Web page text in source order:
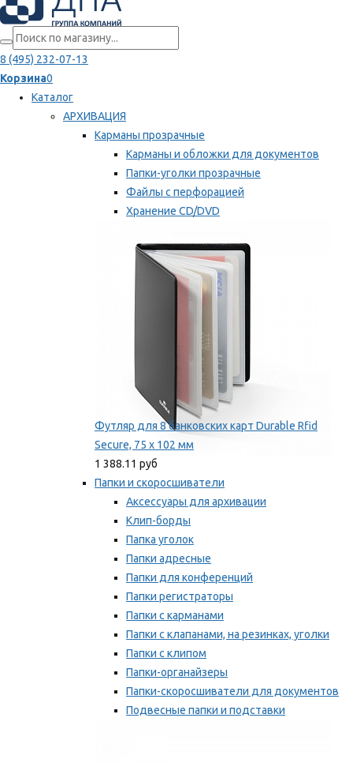
8 (495) 232-07-13
Корзина0
Каталог
АРХИВАЦИЯ
Карманы прозрачные
Карманы и обложки для документов
Папки-уголки прозрачные
Файлы с перфорацией
Хранение CD/DVD
Мы рекомендуем
Футляр для 8 банковских карт Durable Rfid
Secure, 75 х 102 мм
1 388.11 руб
Папки и скоросшиватели
Аксессуары для архивации
Клип-борды
Папка уголок
Папки адресные
Папки для конференций
Папки регистраторы
Папки с карманами
Папки с клапанами, на резинках, уголки
Папки с клипом
Папки-органайзеры
Папки-скоросшиватели для документов
Подвесные папки и подставки